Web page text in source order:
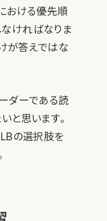
おける優先順
ければなりま
が答えではな
ダーである読
と思います。
の選択肢を